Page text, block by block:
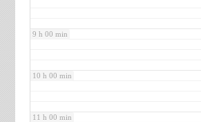
9 h 00 min
10 h 00 min
11 h 00 min